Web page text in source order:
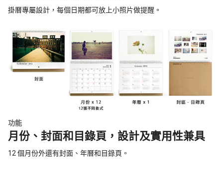
掛曆專屬設計，每個日期都可放上小照片做提醒。
功能
月份、封面和目錄頁，設計及實用性兼具
12 個月份外還有封面、年曆和目錄頁。